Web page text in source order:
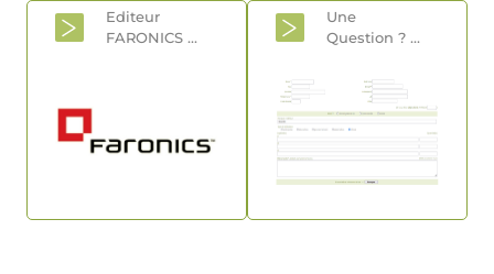
Editeur
FARONICS ...
Une
Question ? ...